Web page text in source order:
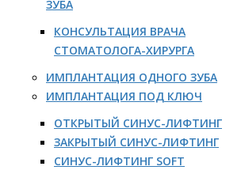
ЗУБА
КОНСУЛЬТАЦИЯ ВРАЧА
СТОМАТОЛОГА-ХИРУРГА
ИМПЛАНТАЦИЯ ОДНОГО ЗУБА
ИМПЛАНТАЦИЯ ПОД КЛЮЧ
ОТКРЫТЫЙ СИНУС-ЛИФТИНГ
ЗАКРЫТЫЙ СИНУС-ЛИФТИНГ
СИНУС-ЛИФТИНГ SOFT